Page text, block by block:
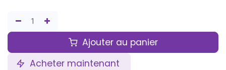
Ajouter au panier
Acheter maintenant